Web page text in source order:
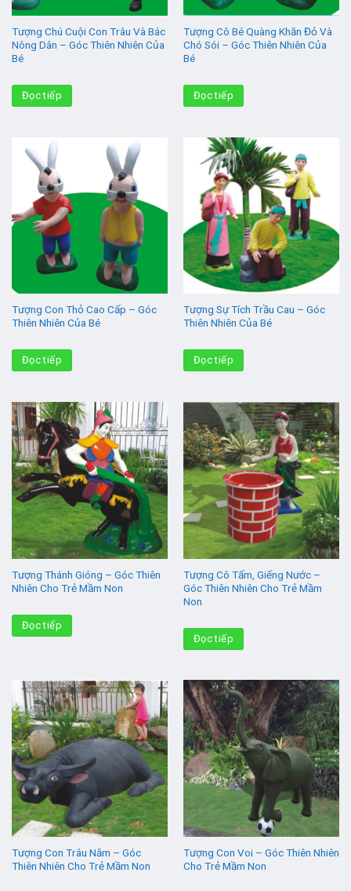
Tượng Chú Cuội Con Trâu Và Bác
Nông Dân – Góc Thiên Nhiên Của
Bé
Đọc tiếp
Tượng Cô Bé Quàng Khăn Đỏ Và
Chó Sói – Góc Thiên Nhiên Của
Bé
Đọc tiếp
Tượng Con Thỏ Cao Cấp – Góc
Thiên Nhiên Của Bé
Đọc tiếp
Tượng Sự Tích Trầu Cau – Góc
Thiên Nhiên Của Bé
Đọc tiếp
Tượng Thánh Gióng – Góc Thiên
Nhiên Cho Trẻ Mầm Non
Đọc tiếp
Tượng Cô Tấm, Giếng Nước –
Góc Thiên Nhiên Cho Trẻ Mầm
Non
Đọc tiếp
Tượng Con Trâu Nằm – Góc
Thiên Nhiên Cho Trẻ Mầm Non
Tượng Con Voi – Góc Thiên Nhiên
Cho Trẻ Mầm Non